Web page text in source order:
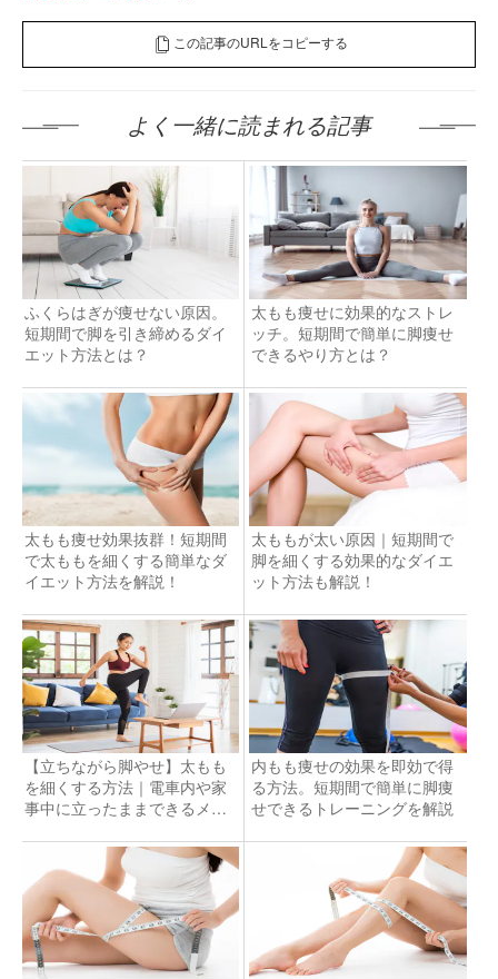
この記事のURLをコピーする
よく一緒に読まれる記事
ふくらはぎが痩せない原因。
短期間で脚を引き締めるダイ
エット方法とは？
太もも痩せに効果的なストレ
ッチ。短期間で簡単に脚痩せ
できるやり方とは？
太もも痩せ効果抜群！短期間
で太ももを細くする簡単なダ
イエット方法を解説！
太ももが太い原因｜短期間で
脚を細くする効果的なダイエ
ット方法も解説！
【立ちながら脚やせ】太もも
を細くする方法｜電車内や家
事中に立ったままできるメニ
内もも痩せの効果を即効で得
る方法。短期間で簡単に脚痩
せできるトレーニングを解説